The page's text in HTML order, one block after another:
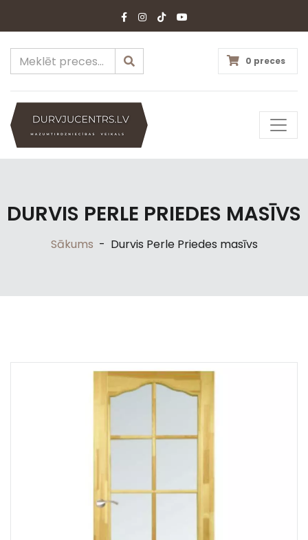
0 preces
DURVIS PERLE PRIEDES MASĪVS
Sākums - Durvis Perle Priedes masīvs